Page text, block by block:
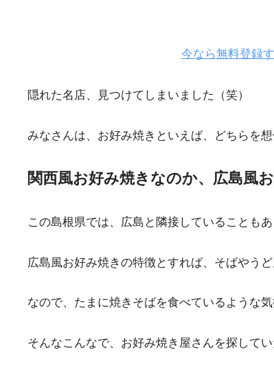
今なら無料登録
隠れた名店、見つけてしまいました（笑）
みなさんは、お好み焼きといえば、どちらを
関西風お好み焼きなのか、広島風
この島根県では、広島と隣接していることも
広島風お好み焼きの特徴とすれば、そばやう
なので、たまに焼きそばを食べているような
そんなこんなで、お好み焼き屋さんを探して